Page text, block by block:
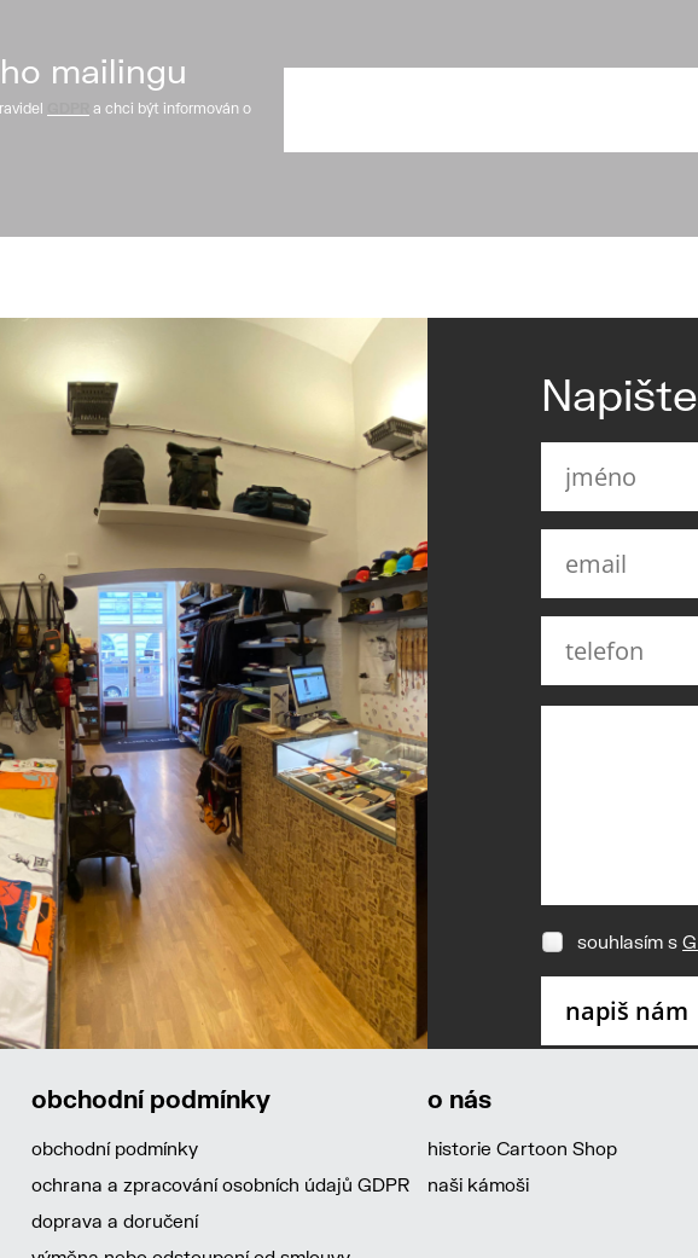
mailingu
a chci být informován o
souhlasím s
obchodní podmínky
obchodní podmínky
ochrana a zpracování osobních údajů GDPR
doprava a doručení
o nás
historie Cartoon Shop
naši kámoši